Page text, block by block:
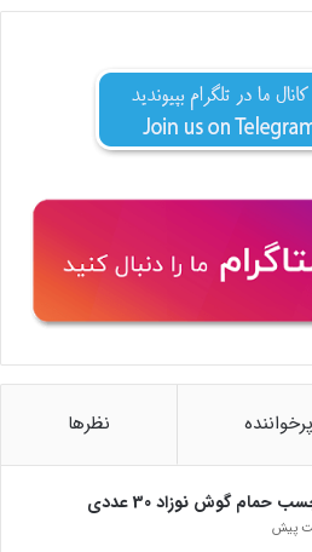
پرخواننده نظرها
حمام گوش نوزاد 30 عددی